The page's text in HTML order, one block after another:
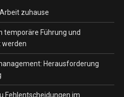
zuhause
temporäre Führung und
werden
Herausforderung
Fehlentscheidungen im